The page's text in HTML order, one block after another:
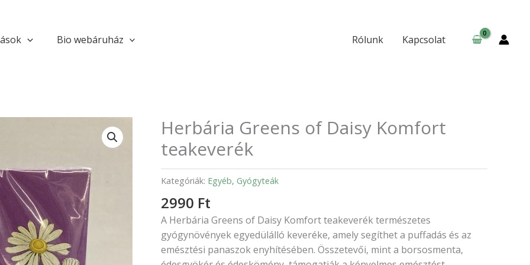
Bio webáruház Rólunk Kapcsolat
Herbária Greens of Daisy Komfort
teakeverék
Kategóriák: Egyéb, Gyógyteák
2990 Ft
A Herbária Greens of Daisy Komfort teakeverék természetes
gyógynövények egyedülálló keveréke, amely segíthet a puffadás és az
emésztési panaszok enyhítésében. Összetevői, mint a borsosmenta,
Herbária
Greens
of
Daisy
Komfort
teakeverék
mennyiség
teakeverék